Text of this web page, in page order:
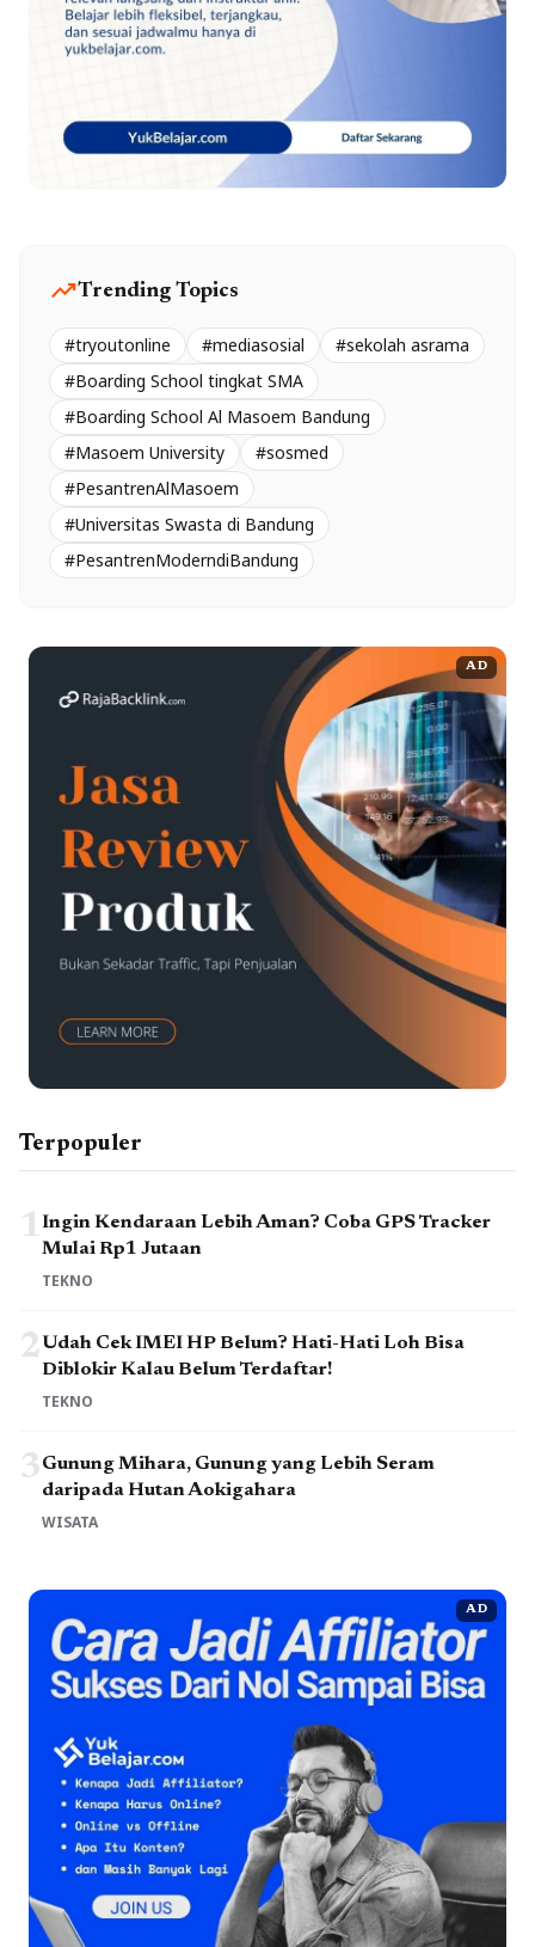
trending_upTrending Topics
#tryoutonline #mediasosial
#sekolah asrama
#Boarding School tingkat SMA
#Boarding School Al Masoem Bandung
#Masoem University
#sosmed
#PesantrenAlMasoem
#Universitas Swasta di Bandung
#PesantrenModerndiBandung
AD
Terpopuler
1Ingin Kendaraan Lebih Aman? Coba GPS Tracker
Mulai Rp1 Jutaan
TEKNO
2Udah Cek IMEI HP Belum? Hati-Hati Loh Bisa
Diblokir Kalau Belum Terdaftar!
TEKNO
3Gunung Mihara, Gunung yang Lebih Seram
daripada Hutan Aokigahara
WISATA
AD